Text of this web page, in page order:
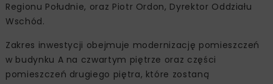
Regionu Południe, oraz Piotr Ordon, Dyrektor Oddziału
Wschód.
Zakres inwestycji obejmuje modernizację pomieszczeń
w budynku A na czwartym piętrze oraz części
pomieszczeń drugiego piętra, które zostaną